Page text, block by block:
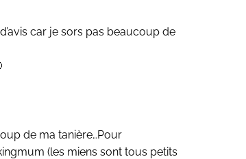
car je sors pas beaucoup de
de ma tanière…Pour
(les miens sont tous petits